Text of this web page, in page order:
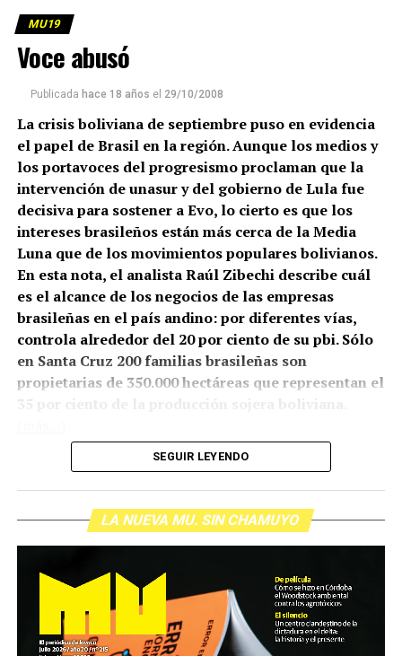
MU19
Voce abusó
Publicada hace 18 años el 29/10/2008
La crisis boliviana de septiembre puso en evidencia
el papel de Brasil en la región. Aunque los medios y
los portavoces del progresismo proclaman que la
intervención de unasur y del gobierno de Lula fue
decisiva para sostener a Evo, lo cierto es que los
intereses brasileños están más cerca de la Media
Luna que de los movimientos populares bolivianos.
En esta nota, el analista Raúl Zibechi describe cuál
es el alcance de los negocios de las empresas
brasileñas en el país andino: por diferentes vías,
controla alrededor del 20 por ciento de su pbi. Sólo
en Santa Cruz 200 familias brasileñas son
propietarias de 350.000 hectáreas que representan el
SEGUIR LEYENDO
LA NUEVA MU. SIN CHAMUYO